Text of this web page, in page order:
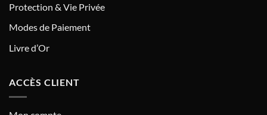
Protection & Vie Privée
Modes de Paiement
Livre d’Or
ACCÈS CLIENT